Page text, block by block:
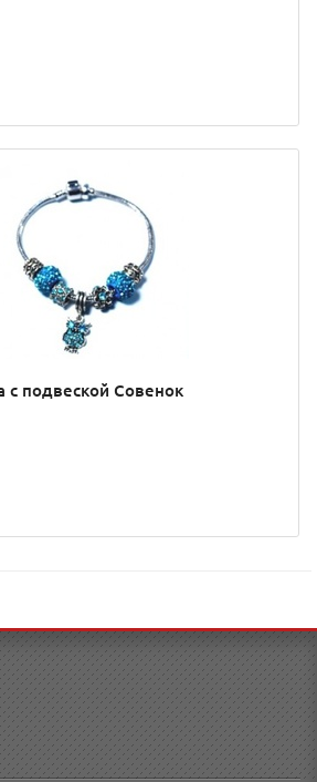
с подвеской Cовенок